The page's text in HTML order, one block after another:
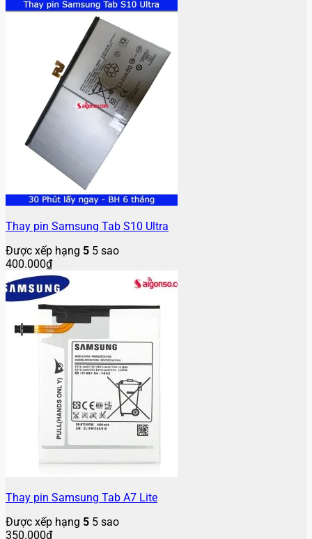
Thay pin Samsung Tab S10 Ultra
Được xếp hạng 5 5 sao
400.000₫
Thay pin Samsung Tab A7 Lite
Được xếp hạng 5 5 sao
350.000₫